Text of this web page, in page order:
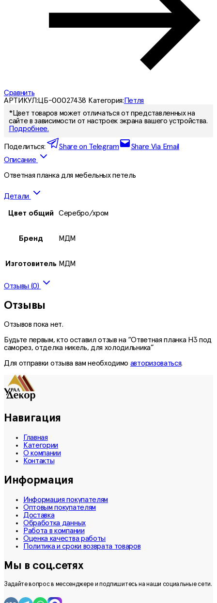
Сравнить
АРТИКУЛ:ЦБ-00027438 Категория: Петля
*Цвет товаров может отличаться от представленных на
сайте в зависимости от настроек экрана вашего устройства.
Подробнее.
Поделиться: Share on Telegram
Share Via Email
Описание
Ответная планка для мебельных петель
Детали
Цвет общий Серебро/хром
Бренд МДМ
Изготовитель МДМ
Отзывы (0)
Отзывы
Отзывов пока нет.
Будьте первым, кто оставил отзыв на “Ответная планка Н3 под
саморез, отделка никель, для холодильника”
Для отправки отзыва вам необходимо авторизоваться.
Навигация
Главная
Категории
О компании
Контакты
Информация
Информация покупателям
Оптовым покупателям
Доставка
Обработка данных
Работа в компании
Оценка качества работы
Политика и сроки возврата товаров
Мы в соц.сетях
Задайте вопрос в мессенджере и подпишитесь на наши социальные сети.